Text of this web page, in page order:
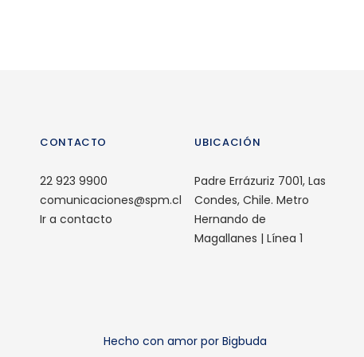
CONTACTO
22 923 9900
comunicaciones@spm.cl
Ir a contacto
UBICACIÓN
Padre Errázuriz 7001, Las
Condes, Chile. Metro
Hernando de
Magallanes | Línea 1
Hecho con amor por Bigbuda